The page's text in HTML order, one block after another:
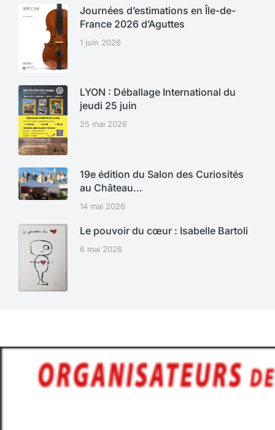
Journées d’estimations en Île-de-
France 2026 d’Aguttes
1 juin 2026
LYON : Déballage International du
jeudi 25 juin
25 mai 2026
19e édition du Salon des Curiosités
au Château…
14 mai 2026
Le pouvoir du cœur : Isabelle Bartoli
6 mai 2026